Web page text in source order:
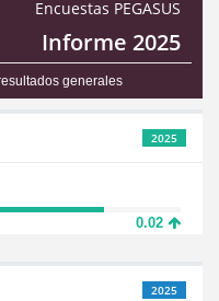
Encuestas PEGASUS
Informe 2025
generales
2025
0.02
2025